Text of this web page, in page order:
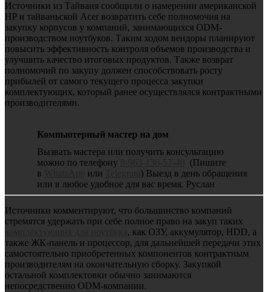
Источники из Тайваня сообщили о намерении американской
HP и тайваньской Acer возвратить себе полномочия на
закупку корпусов у компаний, занимающихся ODM-
производством ноутбуков. Таким ходом вендоры планируют
повысить эффективность контроля объемов производства и
улучшить качество итоговых продуктов. Также возврат
полномочий по закупу должен способствовать росту
прибылей от самого текущего процесса закупки
комплектующих, который ранее осуществлялся контрактными
производителями.
Компьютерный мастер на дом
Вызвать мастера или получить консультацию
можно по телефону
(Пишите
в
или
) Выезд в день обращения
или в любое удобное для вас время. Руслан
Источники комментируют, что большинство компаний
стремятся удержать при себе полное право на закуп таких
, как ОЗУ, аккумулятор, HDD, а
также ЖК-панель и процессор, для дальнейшей передачи этих
самостоятельно приобретенных компонентов контрактным
производителям на окончательную сборку. Закупкой
остальной комплектовки обычно занимаются
непосредственно ODM-компании.